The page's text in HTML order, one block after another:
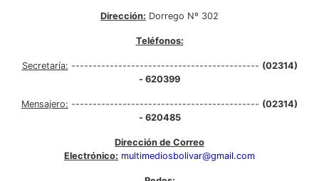
Dirección: Dorrego Nº 302
Teléfonos:
Secretaría: -------------------------------------------- (02314)
- 620399
Mensajero: -------------------------------------------- (02314)
- 620485
Dirección de Correo
Electrónico: multimediosbolivar@gmail.com